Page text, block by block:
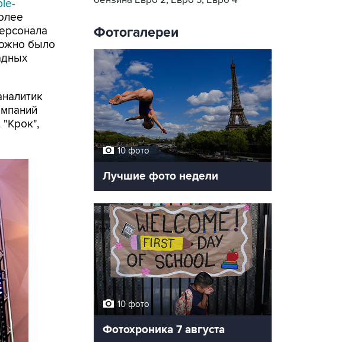
было
"Крок",
Фотогалереи
10 фото
Лучшие фото недели
10 фото
Фотохроника 7 августа